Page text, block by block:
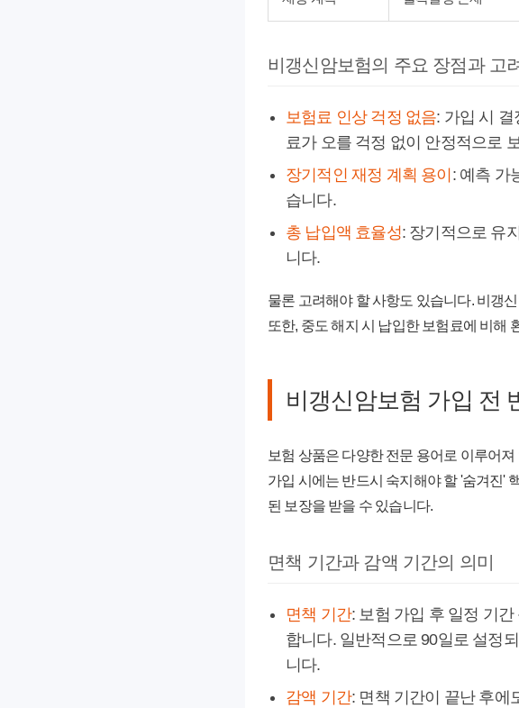
비갱신암보험의 주요 장점과 고
보험료 인상 걱정 없음: 가입 시
료가 오를 걱정 없이 안정적으로
장기적인 재정 계획 용이 : 예측 가
습니다.
총 납입액 효율성: 장기적으로 유
니다.
물론 고려해야 할 사항도 있습니다. 비갱
또한, 중도 해지 시 납입한 보험료에 비해
비갱신암보험 가입 전
보험 상품은 다양한 전문 용어로 이루어
가입 시에는 반드시 숙지해야 할 '숨겨진'
된 보장을 받을 수 있습니다.
면책 기간과 감액 기간의 의미
면책 기간: 보험 가입 후 일정 기
합니다. 일반적으로 90일로 설정
니다.
감액 기간: 면책 기간이 끝난 후에